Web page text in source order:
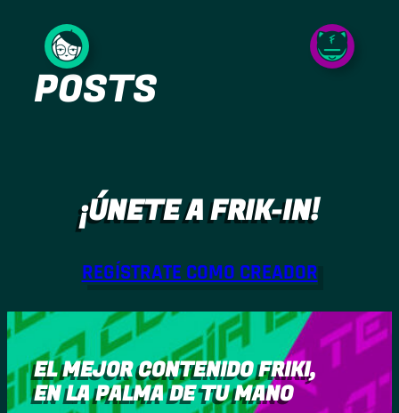
contenido
POSTS
¡ÚNETE A FRIK-IN!
REGÍSTRATE COMO CREADOR
EL MEJOR CONTENIDO FRIKI,
EN LA PALMA DE TU MANO